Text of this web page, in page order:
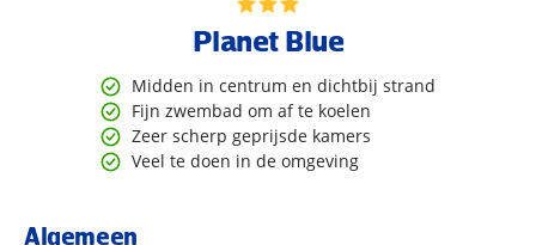
Planet Blue
Midden in centrum en dichtbij strand
Fijn zwembad om af te koelen
Zeer scherp geprijsde kamers
Veel te doen in de omgeving
Algemeen